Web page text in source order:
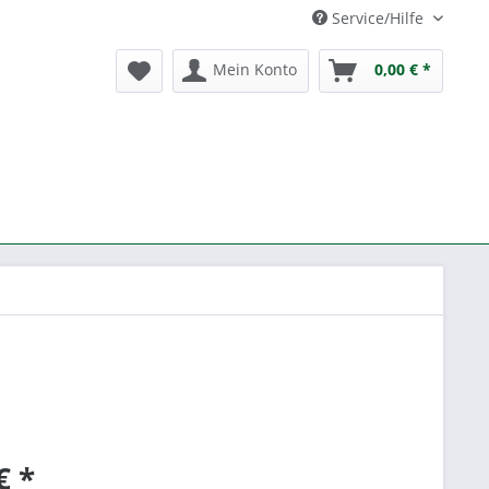
Service/Hilfe
Mein Konto 0,00 € *
*